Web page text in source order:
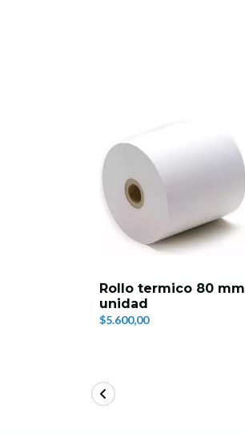
Rollo termico 80 mm
unidad
$5.600,00